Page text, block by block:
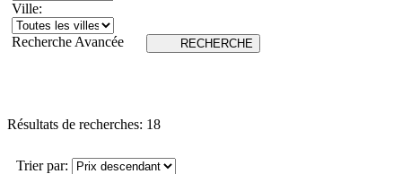
Ville:
Recherche Avancée
Résultats de recherches: 18
Trier par: